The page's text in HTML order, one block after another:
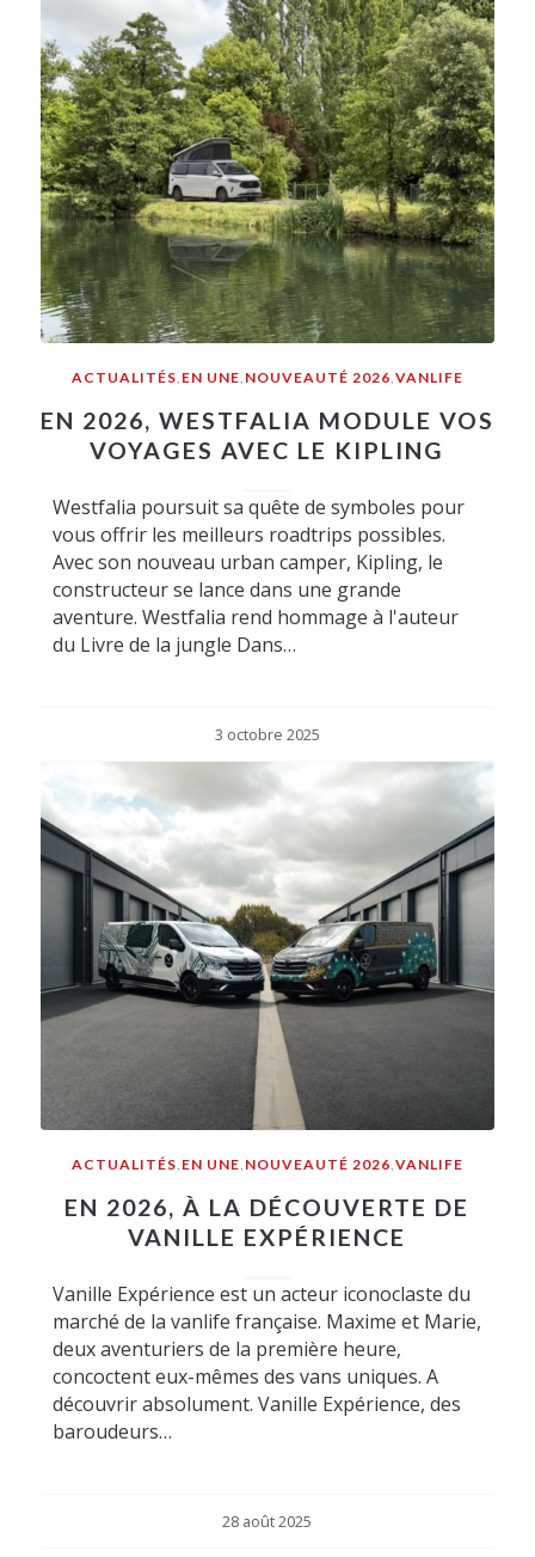
ACTUALITÉS, EN UNE, NOUVEAUTÉ 2026,VANLIFE
EN 2026, WESTFALIA MODULE VOS
VOYAGES AVEC LE KIPLING
Westfalia poursuit sa quête de symboles pour
vous offrir les meilleurs roadtrips possibles.
Avec son nouveau urban camper, Kipling, le
constructeur se lance dans une grande
aventure. Westfalia rend hommage à l'auteur
du Livre de la jungle Dans…
3 octobre 2025
ACTUALITÉS, EN UNE, NOUVEAUTÉ 2026,VANLIFE
EN 2026, À LA DÉCOUVERTE DE
VANILLE EXPÉRIENCE
Vanille Expérience est un acteur iconoclaste du
marché de la vanlife française. Maxime et Marie,
deux aventuriers de la première heure,
concoctent eux-mêmes des vans uniques. A
découvrir absolument. Vanille Expérience, des
baroudeurs…
28 août 2025